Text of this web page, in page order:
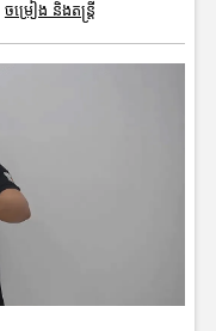
ចម្រៀង និងតន្ត្រី